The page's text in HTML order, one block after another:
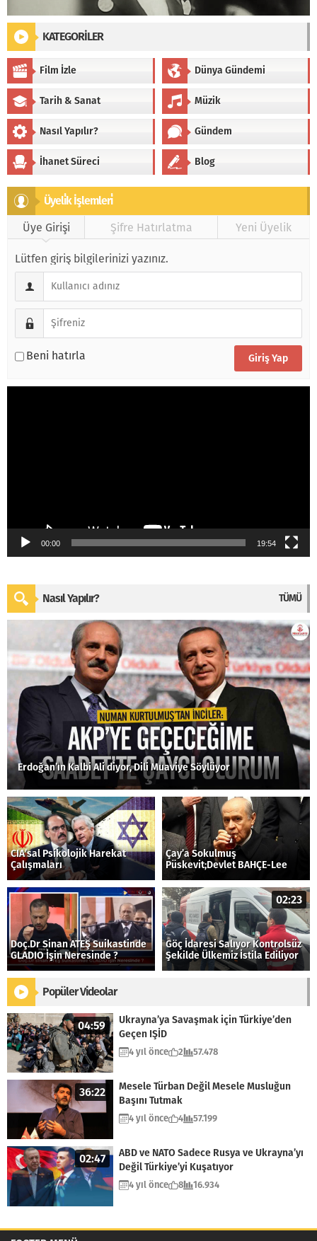
KATEGORİLER
Film İzle Dünya Gündemi
Tarih & Sanat Müzik
Nasıl Yapılır? Gündem
İhanet Süreci Blog
Üyeli̇k İşlemleri̇
Üye Girişi
Şifre Hatırlatma Yeni Üyelik
Lütfen giriş bilgilerinizi yazınız.
Beni hatırla
00:00 19:54
Nasıl Yapılır? TÜMÜ
Erdoğan’ın Kalbi Ali diyor, Dili Muaviye Söylüyor
CIA’sal Psikolojik Harekat
Çalışmaları
Çay’a Sokulmuş
Püskevit;Devlet BAHÇE-Lee
Doç.Dr Sinan ATEŞ Suikastinde
GLADIO İşin Neresinde ?
02:23
Göç İdaresi Salıyor Kontrolsüz
Şekilde Ülkemiz İstila Ediliyor
Popüler Videolar
04:59
Ukrayna’ya Savaşmak için Türkiye’den
Geçen IŞİD
4 yıl önce 2 57.478
36:22
Mesele Türban Değil Mesele Musluğun
Başını Tutmak
4 yıl önce 4 57.199
02:47
ABD ve NATO Sadece Rusya ve Ukrayna’yı
Değil Türkiye’yi Kuşatıyor
4 yıl önce 8 16.934